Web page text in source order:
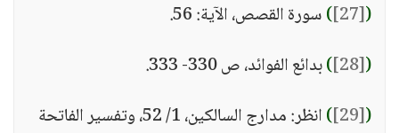
(
[27]
)سورة القصص، الآية: 56.
(
[28]
)بدائع الفوائد، ص 330- 333.
(
[29]
)
انظر: مدارج السالكين، 1/ 52، وتفسير الفاتحة